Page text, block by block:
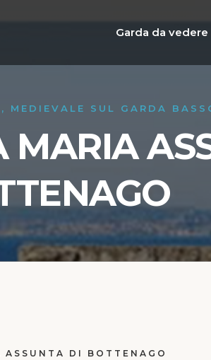
Garda da vedere
MEDIEVALE SUL GARDA
MARIA
ASSUNTA DI BOTTENAGO